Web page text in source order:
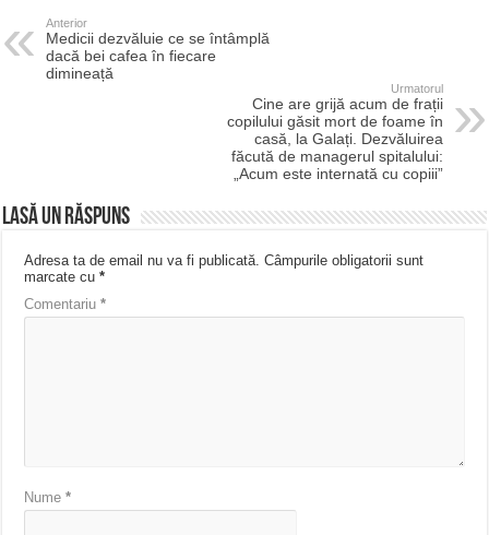
Anterior
Medicii dezvăluie ce se întâmplă
dacă bei cafea în fiecare
dimineață
Urmatorul
Cine are grijă acum de frații
copilului găsit mort de foame în
casă, la Galați. Dezvăluirea
făcută de managerul spitalului:
„Acum este internată cu copiii”
Lasă un răspuns
Adresa ta de email nu va fi publicată. Câmpurile obligatorii sunt
marcate cu*
Comentariu*
Nume*